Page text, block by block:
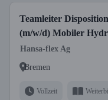
Teamleiter
(m/w/d) Mobiler
Hansa-flex Ag
Bremen
Vollzeit